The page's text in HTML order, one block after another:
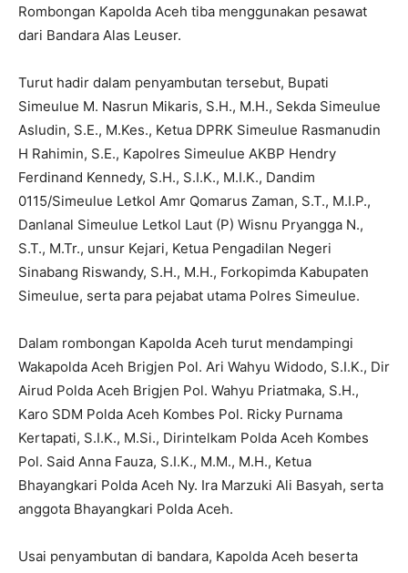
Rombongan Kapolda Aceh tiba menggunakan pesawat
dari Bandara Alas Leuser.
Turut hadir dalam penyambutan tersebut, Bupati
Simeulue M. Nasrun Mikaris, S.H., M.H., Sekda Simeulue
Asludin, S.E., M.Kes., Ketua DPRK Simeulue Rasmanudin
H Rahimin, S.E., Kapolres Simeulue AKBP Hendry
Ferdinand Kennedy, S.H., S.I.K., M.I.K., Dandim
0115/Simeulue Letkol Amr Qomarus Zaman, S.T., M.I.P.,
Danlanal Simeulue Letkol Laut (P) Wisnu Pryangga N.,
S.T., M.Tr., unsur Kejari, Ketua Pengadilan Negeri
Sinabang Riswandy, S.H., M.H., Forkopimda Kabupaten
Simeulue, serta para pejabat utama Polres Simeulue.
Dalam rombongan Kapolda Aceh turut mendampingi
Wakapolda Aceh Brigjen Pol. Ari Wahyu Widodo, S.I.K., Dir
Airud Polda Aceh Brigjen Pol. Wahyu Priatmaka, S.H.,
Karo SDM Polda Aceh Kombes Pol. Ricky Purnama
Kertapati, S.I.K., M.Si., Dirintelkam Polda Aceh Kombes
Pol. Said Anna Fauza, S.I.K., M.M., M.H., Ketua
Bhayangkari Polda Aceh Ny. Ira Marzuki Ali Basyah, serta
anggota Bhayangkari Polda Aceh.
Usai penyambutan di bandara, Kapolda Aceh beserta